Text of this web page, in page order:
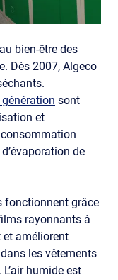
bien-être des
Dès 2007, Algeco
sont
et
de
fonctionnent grâce
rayonnants à
et améliorent
les vêtements
humide est